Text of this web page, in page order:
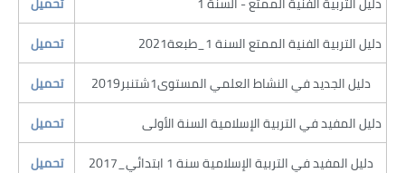
​تحميل​
​دليل التربية الفنية الممتع السنة 1_طبعة2021
​​تحميل
​دليل الجديد في النشاط العلمي المستوى1شتنبر2019
​تحميل​
​دليل المفيد في التربية الإسلامية السنة الأولى
​تحميل​
​دليل المفيد في التربية الإسلامية سنة 1 ابتدائي_2017